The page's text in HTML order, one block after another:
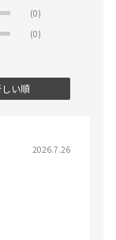
(0)
(0)
い順
2026.7.26